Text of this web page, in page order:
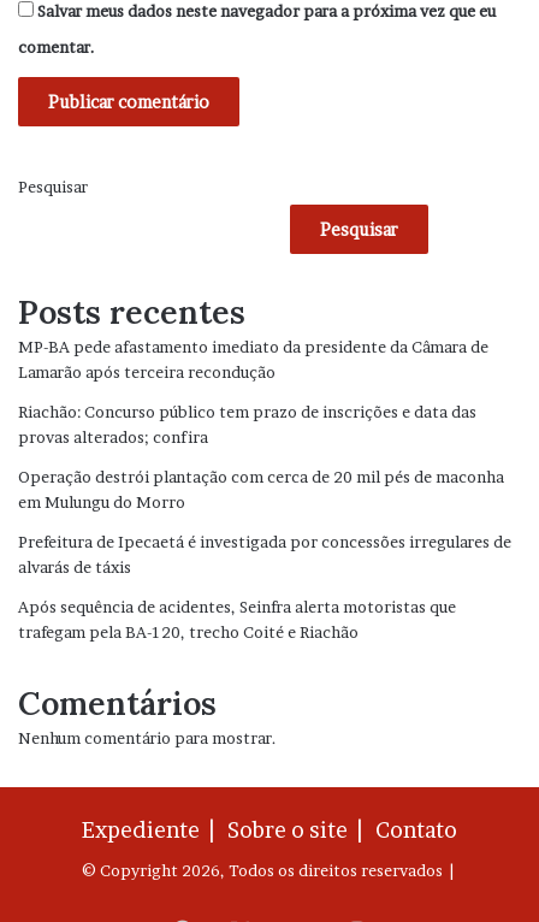
Salvar meus dados neste navegador para a próxima vez que eu
comentar.
Pesquisar
Pesquisar
Posts recentes
MP-BA pede afastamento imediato da presidente da Câmara de
Lamarão após terceira recondução
Riachão: Concurso público tem prazo de inscrições e data das
provas alterados; confira
Operação destrói plantação com cerca de 20 mil pés de maconha
em Mulungu do Morro
Prefeitura de Ipecaetá é investigada por concessões irregulares de
alvarás de táxis
Após sequência de acidentes, Seinfra alerta motoristas que
trafegam pela BA-120, trecho Coité e Riachão
Comentários
Nenhum comentário para mostrar.
Expediente | Sobre o site | Contato
© Copyright 2026, Todos os direitos reservados |